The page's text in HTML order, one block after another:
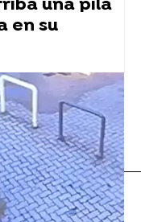
una pila
en su